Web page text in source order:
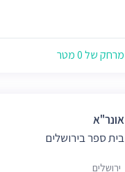
מרחק של 0 מטר
אונר"א
בית ספר בירושלים
ירושלים